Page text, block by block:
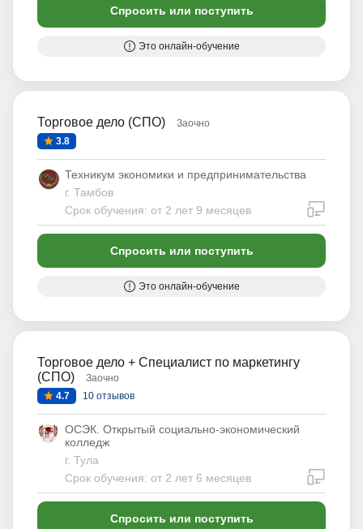
Спросить или поступить
Это онлайн-обучение
Торговое дело (СПО)
Заочно
3.8
Техникум экономики и предпринимательства
г. Тамбов
Срок обучения: от 2 лет 9 месяцев
Спросить или поступить
Это онлайн-обучение
Торговое дело + Специалист по маркетингу
(СПО)
Заочно
4.7
10 отзывов
ОСЭК. Открытый социально-экономический
колледж
г. Тула
Срок обучения: от 2 лет 6 месяцев
Спросить или поступить